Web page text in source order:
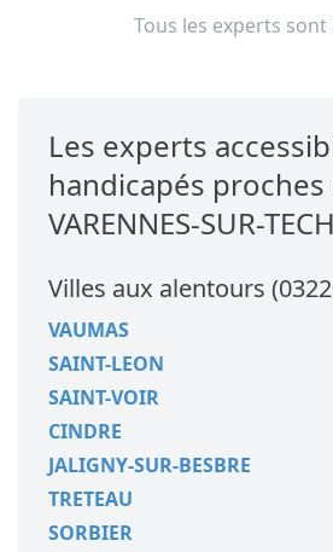
Tous les experts sont
Les experts
handicapés proches
VARENNES-SUR-
Villes aux alentours
VAUMAS
SAINT-LEON
SAINT-VOIR
CINDRE
JALIGNY-SUR-BESBRE
TRETEAU
SORBIER